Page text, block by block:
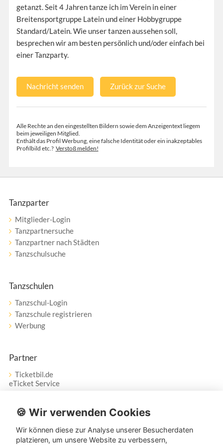
getanzt. Seit 4 Jahren tanze ich im Verein in einer
Breitensportgruppe Latein und einer Hobbygruppe
Standard/Latein. Wie unser tanzen aussehen soll,
besprechen wir am besten persönlich und/oder einfach bei
einer Tanzparty.
Nachricht senden Zurück zur Suche
Alle Rechte an den eingestellten Bildern sowie dem Anzeigentext liegem
beim jeweiligen Mitglied.
Enthält das Profil Werbung, eine falsche Identität oder ein inakzeptables
Profilbild etc.? Verstoß melden!
Tanzparter
Mitglieder-Login
Tanzpartnersuche
Tanzpartner nach Städten
Tanzschulsuche
Tanzschulen
Tanzschul-Login
Tanzschule registrieren
Werbung
Partner
Ticketbil.de
eTicket Service
Vertrag widerrufen
Service
🍪 Wir verwenden Cookies
Wir können diese zur Analyse unserer Besucherdaten
platzieren, um unsere Website zu verbessern,